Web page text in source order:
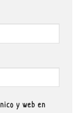
y web en